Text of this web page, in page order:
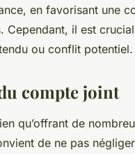
en favorisant une
Cependant, il est
ou conflit potentiel.
compte joint
qu’offrant de
de ne pas